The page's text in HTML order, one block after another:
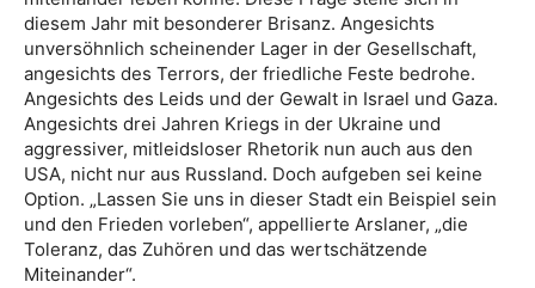
diesem Jahr mit besonderer Brisanz. Angesichts
unversöhnlich scheinender Lager in der Gesellschaft,
angesichts des Terrors, der friedliche Feste bedrohe.
Angesichts des Leids und der Gewalt in Israel und Gaza.
Angesichts drei Jahren Kriegs in der Ukraine und
aggressiver, mitleidsloser Rhetorik nun auch aus den
USA, nicht nur aus Russland. Doch aufgeben sei keine
Option. „Lassen Sie uns in dieser Stadt ein Beispiel sein
und den Frieden vorleben“, appellierte Arslaner, „die
Toleranz, das Zuhören und das wertschätzende
Miteinander“.